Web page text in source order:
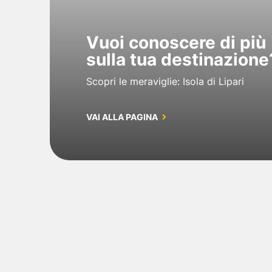
Vuoi conoscere di più
sulla tua
Scopri le meraviglie: Isola di Lipari
VAI ALLA PAGINA